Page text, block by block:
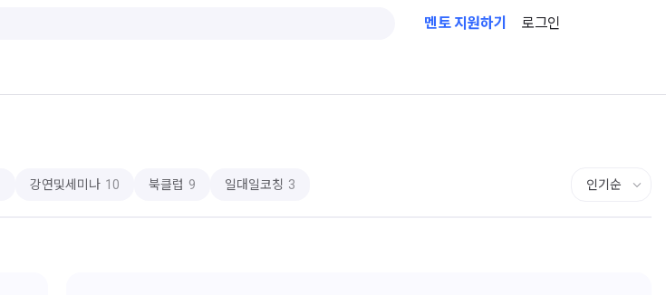
멘토 지원하기 로그인
강연및세미나 10 북클럽 9 일대일코칭 3